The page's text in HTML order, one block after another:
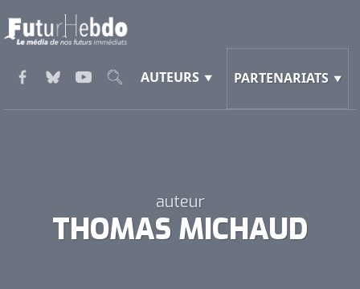
AUTEURS PARTENARIATS
auteur
THOMAS MICHAUD